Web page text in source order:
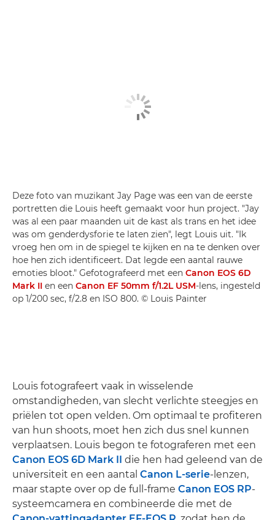
Deze foto van muzikant Jay Page was een van de eerste
portretten die Louis heeft gemaakt voor hun project. "Jay
was al een paar maanden uit de kast als trans en het idee
was om genderdysforie te laten zien", legt Louis uit. "Ik
vroeg hen om in de spiegel te kijken en na te denken over
hoe hen zich identificeert. Dat legde een aantal rauwe
emoties bloot." Gefotografeerd met een Canon EOS 6D
Mark II en een Canon EF 50mm f/1.2L USM-lens, ingesteld
op 1/200 sec, f/2.8 en ISO 800. © Louis Painter
Louis fotografeert vaak in wisselende
omstandigheden, van slecht verlichte steegjes en
priëlen tot open velden. Om optimaal te profiteren
van hun shoots, moet hen zich dus snel kunnen
verplaatsen. Louis begon te fotograferen met een
Canon EOS 6D Mark II die hen had geleend van de
universiteit en een aantal Canon L-serie-lenzen,
maar stapte over op de full-frame Canon EOS RP-
systeemcamera en combineerde die met de